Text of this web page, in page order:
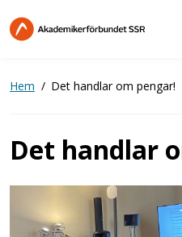
till
Hem Det handlar om pengar!
Det handlar